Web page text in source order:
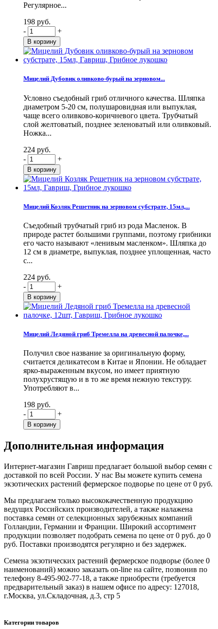
Регулярное...
198 руб.
-
+
Мицелий Дубовик оливково-бурый на зерновом...
Условно съедобный гриб отличного качества. Шляпка
диаметром 5-20 см, полушаровидная или выпуклая,
чаще всего оливково-коричневого цвета. Трубчатый
слой желтоватый, позднее зеленоватый или оливковый.
Ножка...
224 руб.
-
+
Мицелий Козляк Решетник на зерновом субстрате, 15мл,...
Съедобный трубчатый гриб из рода Масленок. В
природе растет большими группами, поэтому грибники
его часто называют «ленивым масленком». Шляпка до
12 см в диаметре, выпуклая, позднее уплощенная, часто
с...
224 руб.
-
+
Мицелий Ледяной гриб Тремелла на древесной палочке,...
Получил свое название за оригинальную форму,
считается деликатесом в Китае и Японии. Не обладает
ярко-выраженным вкусом, но имеет приятную
полухрустящую и в то же время нежную текстуру.
Употребляют в...
198 руб.
-
+
Дополнительная информация
Интернет-магазин Гавриш предлагает большой выбор семян с
доставкой по всей России. У нас Вы можете купить семена
экзотических растений фермерское подворье по цене от 0 руб.
Мы предлагаем только высококачественную продукцию
ведущих Российских производителей, а также налажена
поставка семян от селекционных зарубежных компаний
Голландии, Германии и Франции. Широкий ассортимент
продукции позволяет подобрать семена по цене от 0 руб. до 0
руб. Поставки производятся регулярно и без задержек.
Семена экзотических растений фермерское подворье (более 0
наименований) можно заказать on-line на сайте, позвонив по
телефону 8-495-902-77-18, а также приобрести (требуется
предварительный заказ) в нашем офисе по адресу: 127018,
г.Москва, ул.Складочная, д.3, стр 5
Категории товаров